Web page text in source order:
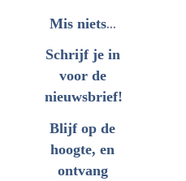
Mis niets...
Schrijf je in
voor de
nieuwsbrief!
Blijf op de
hoogte, en
ontvang